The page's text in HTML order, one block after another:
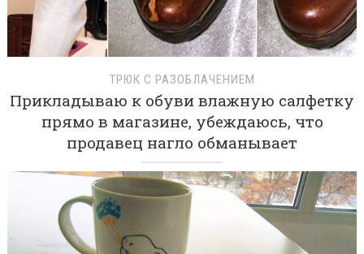
ТРЮК С РАЗОБЛАЧЕНИЕМ
Прикладываю к обуви влажную салфетку
прямо в магазине, убеждаюсь, что
продавец нагло обманывает